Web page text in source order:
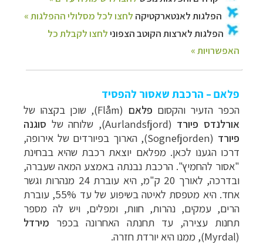
פלאם – הרכבת שאסור להפסיד
הכפר הזעיר והקסום פלאם (
Flåm), שוכן בקצהו של
אורלנדס פיורד (
Aurlandsfjord), שלוחה של סוגנה
פיורד (
Sognefjorden), הארוך בפיורדים של אירופה,
דרכו הגענו לכאן. מפלאם יוצאת רכבת שהיא בבחינת
"אסור להחמיץ". הרכבת נבנתה באמצע המאה שעברה,
ובדרכה, לאורך 20 ק"מ, היא עוברת 24 מנהרות וגשר
אחד. היא מטפסת לאיטה בשיפוע של עד 55%, עוברת
הרים, עמקים, נהרות, חוות, ומפלים, ויש לה מספר
תחנות עצירה, עד תחנתה האחרונה בכפר מירדל
(
Myrdal), ממנו היא יורדת חזרה.